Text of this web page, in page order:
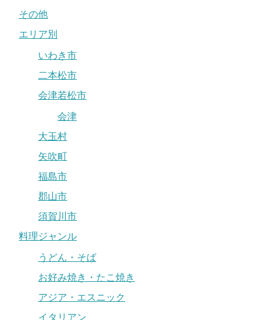
その他
エリア別
いわき市
二本松市
会津若松市
会津
大玉村
矢吹町
福島市
郡山市
須賀川市
料理ジャンル
うどん・そば
お好み焼き・たこ焼き
アジア・エスニック
イタリアン